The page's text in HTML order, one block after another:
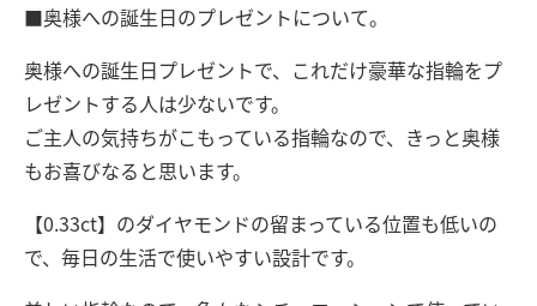
■奥様への誕生日のプレゼントについて。
奥様への誕生日プレゼントで、これだけ豪華な指輪をプ
レゼントする人は少ないです。
ご主人の気持ちがこもっている指輪なので、きっと奥様
もお喜びなると思います。
【0.33ct】のダイヤモンドの留まっている位置も低いの
で、毎日の生活で使いやすい設計です。